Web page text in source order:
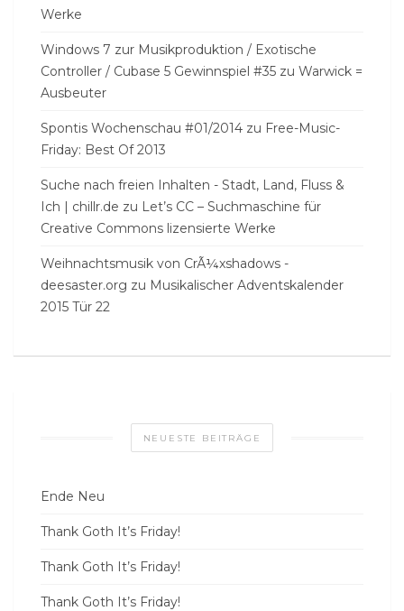
Werke
Windows 7 zur Musikproduktion / Exotische
Controller / Cubase 5 Gewinnspiel #35 zu Warwick =
Ausbeuter
Spontis Wochenschau #01/2014 zu Free-Music-
Friday: Best Of 2013
Suche nach freien Inhalten - Stadt, Land, Fluss &
Ich | chillr.de zu Let’s CC – Suchmaschine für
Creative Commons lizensierte Werke
Weihnachtsmusik von CrÃ¼xshadows -
deesaster.org zu Musikalischer Adventskalender
2015 Tür 22
NEUESTE BEITRÄGE
Ende Neu
Thank Goth It’s Friday!
Thank Goth It’s Friday!
Thank Goth It’s Friday!